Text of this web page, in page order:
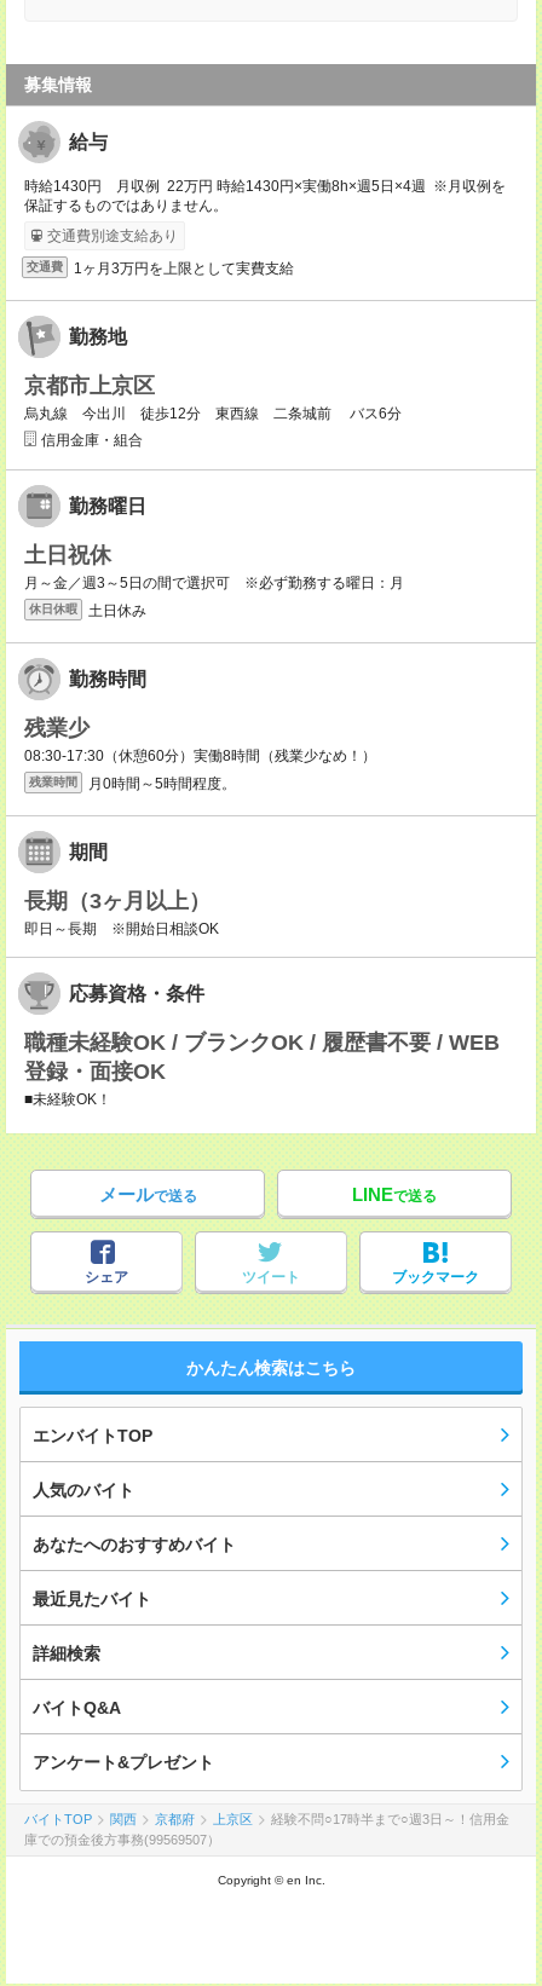
募集情報
給与
時給1430円 月収例 22万円 時給1430円×実働8h×週5日×4週 ※月収例を
保証するものではありません。
交通費別途支給あり
交通費 1ヶ月3万円を上限として実費支給
勤務地
京都市上京区
烏丸線 今出川 徒歩12分 東西線 二条城前 バス6分
信用金庫・組合
勤務曜日
土日祝休
月～金／週3～5日の間で選択可 ※必ず勤務する曜日：月
休日休暇 土日休み
勤務時間
残業少
08:30-17:30（休憩60分）実働8時間（残業少なめ！）
残業時間 月0時間～5時間程度。
期間
長期（3ヶ月以上）
即日～長期 ※開始日相談OK
応募資格・条件
職種未経験OK / ブランクOK / 履歴書不要 / WEB
登録・面接OK
■未経験OK！
メールで送る LINEで送る
シェア ツイート ブックマーク
かんたん検索はこちら
エンバイトTOP
人気のバイト
あなたへのおすすめバイト
最近見たバイト
詳細検索
バイトQ&A
アンケート&プレゼント
バイトTOP 関西 京都府 上京区
経験不問○17時半まで○週3日～！信用金
庫での預金後方事務(99569507）
Copyright © en Inc.